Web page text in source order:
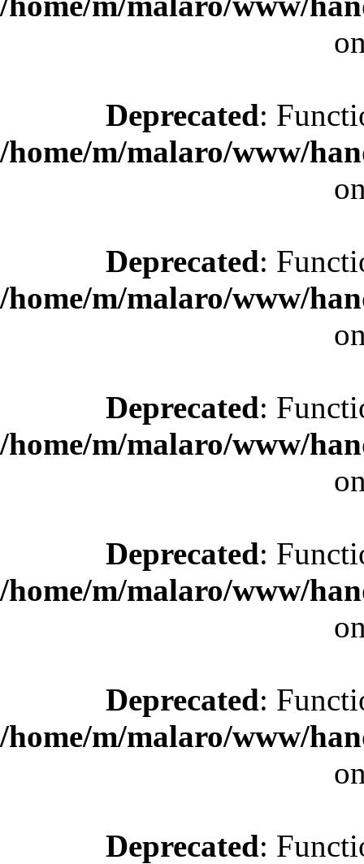
Deprecated:
/home/m/malaro/www/
Deprecated:
/home/m/malaro/www/
Deprecated:
/home/m/malaro/www/
Deprecated:
/home/m/malaro/www/
Deprecated:
/home/m/malaro/www/
Deprecated: